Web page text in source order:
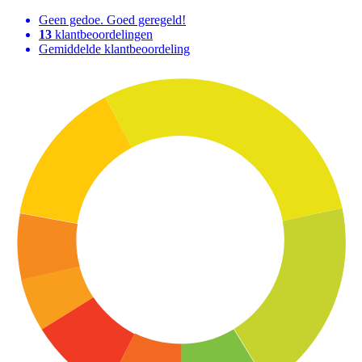
Geen gedoe. Goed geregeld!
13 klantbeoordelingen
Gemiddelde klantbeoordeling